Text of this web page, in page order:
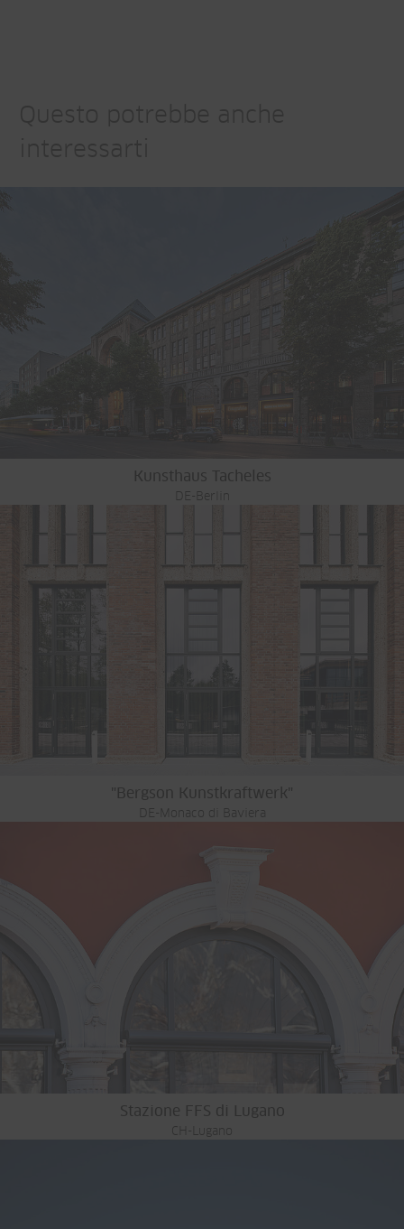
Kunsthaus Tacheles
DE-Berlin
"Bergson Kunstkraftwerk"
DE-Monaco di Baviera
Stazione FFS di Lugano
CH-Lugano